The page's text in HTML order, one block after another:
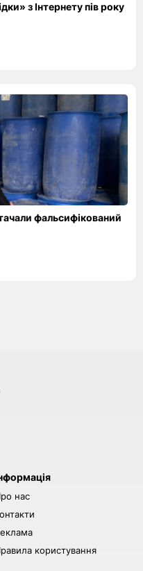
з Інтернету пів року
фальсифікований
нас
користування